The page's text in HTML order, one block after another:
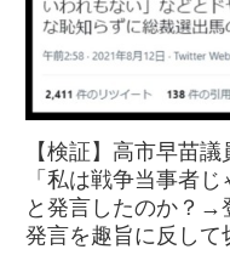
【検証】高市早苗
「私は戦争当事者
と発言したのか？→
発言を趣旨に反して